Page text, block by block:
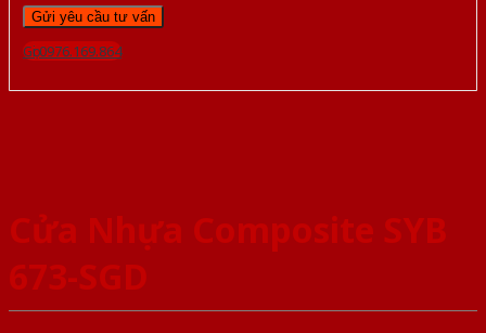
Gọi 0976.169.864
Cửa Nhựa Composite SYB
673-SGD